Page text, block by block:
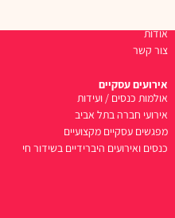
אודות
צור קשר
אירועים עסקיים
אולמות כנסים / ועידות
אירועי חברה בתל אביב
מפגשים עסקיים מקצועיים
כנסים ואירועים היברידיים בשידור חי